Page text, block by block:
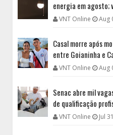
energia em agosto;
VNT Online Aug
Casal morre após
entre Goianinha e
VNT Online Aug
Senac abre mil
de qualificação
VNT Online Jul